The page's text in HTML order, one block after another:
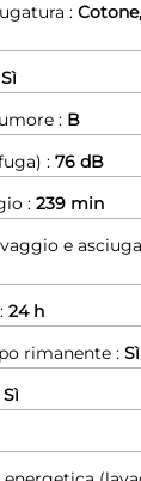
:
Sì
: B
: 76 dB
: 239 min
e
24 h
rimanente : Sì
Sì